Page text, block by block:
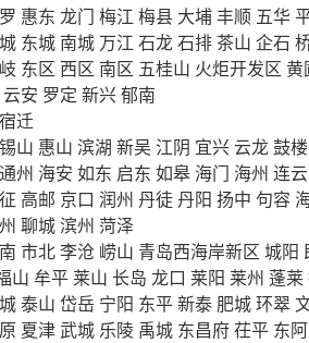
惠东 龙门 梅江 梅县 大埔丰顺 五华
东城 南城 万江 石龙石排茶山 企石
东区 西区 南区 五桂山 火炬开发区 黄
云安 罗定 新兴郁南
宿迁
锡山 惠山 滨湖 新吴 江阴 宜兴 云龙鼓楼
通州 海安 如东 启东 如皋 海门 海州 连云
高邮 京口 润州 丹徒丹阳 扬中 句容
聊城滨州 菏泽
市北李沧 崂山 青岛西海岸新区 城阳
山 牟平 莱山 长岛 龙口 莱阳 莱州 蓬莱
泰山 岱岳 宁阳 东平新泰 肥城环翠
夏津武城 乐陵 禹城 东昌府茌平 东阿